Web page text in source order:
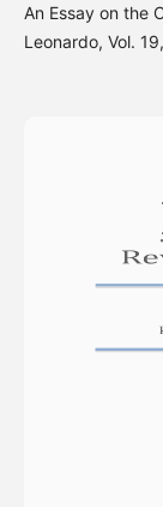
An Essay on the
Leonardo, Vol.